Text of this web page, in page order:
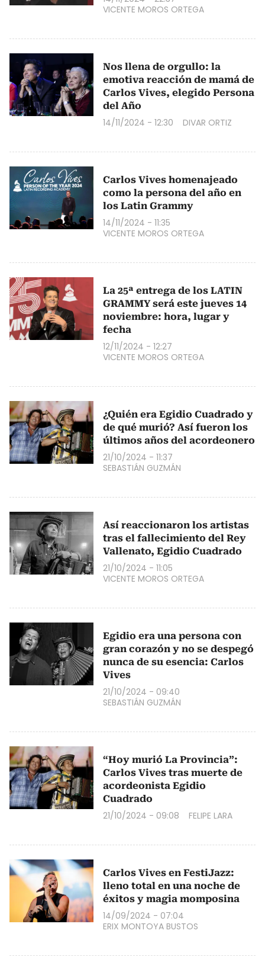
VICENTE MOROS ORTEGA
Nos llena de orgullo: la
emotiva reacción de mamá de
Carlos Vives, elegido Persona
del Año
14/11/2024 - 12:30 DIVAR ORTIZ
Carlos Vives homenajeado
como la persona del año en
los Latin Grammy
14/11/2024 - 11:35
VICENTE MOROS ORTEGA
La 25ª entrega de los LATIN
GRAMMY será este jueves 14
noviembre: hora, lugar y
fecha
12/11/2024 - 12:27
VICENTE MOROS ORTEGA
¿Quién era Egidio Cuadrado y
de qué murió? Así fueron los
últimos años del acordeonero
21/10/2024 - 11:37
SEBASTIÁN GUZMÁN
Así reaccionaron los artistas
tras el fallecimiento del Rey
Vallenato, Egidio Cuadrado
21/10/2024 - 11:05
VICENTE MOROS ORTEGA
Egidio era una persona con
gran corazón y no se despegó
nunca de su esencia: Carlos
Vives
21/10/2024 - 09:40
SEBASTIÁN GUZMÁN
“Hoy murió La Provincia”:
Carlos Vives tras muerte de
acordeonista Egidio
Cuadrado
21/10/2024 - 09:08 FELIPE LARA
Carlos Vives en FestiJazz:
lleno total en una noche de
éxitos y magia momposina
14/09/2024 - 07:04
ERIX MONTOYA BUSTOS